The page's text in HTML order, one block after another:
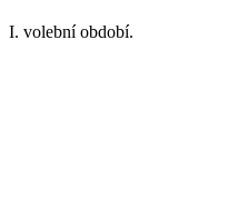
I. volební období.